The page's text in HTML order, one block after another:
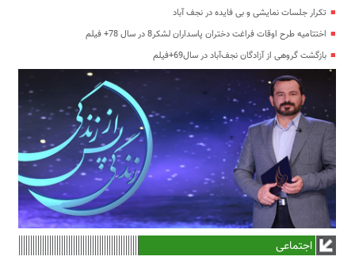
تکرار جلسات نمایشی و بی فایده در نجف آباد
اختتامیه طرح اوقات فراغت دختران پاسداران لشکر8 در سال 78+ فیلم
بازگشت گروهی از آزادگان نجف‌آباد در سال69+فیلم
اجتماعی